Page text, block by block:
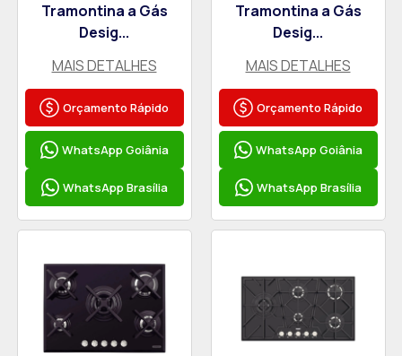
Tramontina a Gás
Desig...
MAIS DETALHES
Orçamento Rápido
WhatsApp Goiânia
WhatsApp Brasília
Tramontina a Gás
Desig...
MAIS DETALHES
Orçamento Rápido
WhatsApp Goiânia
WhatsApp Brasília